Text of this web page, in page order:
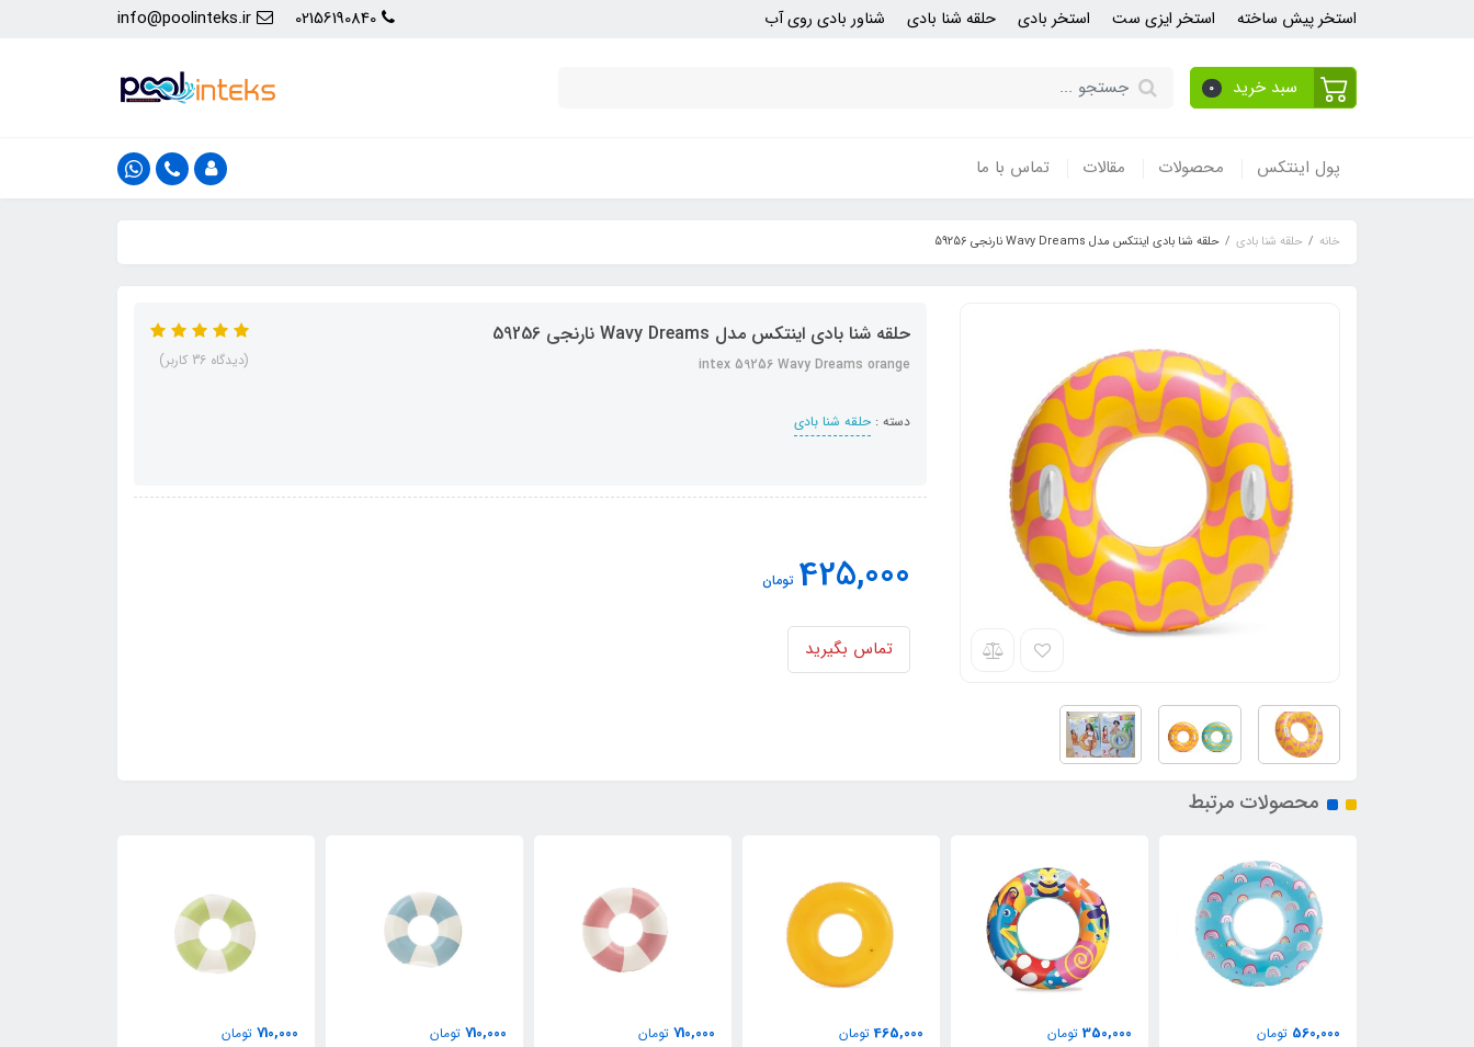
استخر پیش ساخته استخر ایزی ست استخر بادی حلقه شنا بادی شناور بادی روی آب 02156190840
info@poolinteks.ir
سبد خرید 0
پول اینتکس محصولات مقالات تماس با ما
خانه حلقه شنا بادی حلقه شنا بادی اینتکس مدل Wavy Dreams نارنجی 59256
حلقه شنا بادی اینتکس مدل Wavy Dreams نارنجی 59256
intex 59256 Wavy Dreams orange
دسته : حلقه شنا بادی
(دیدگاه 36 کاربر)
425,000 تومان
تماس بگیرید
محصولات مرتبط
350,000
465,000
710,000
710,000
710,000
550,000